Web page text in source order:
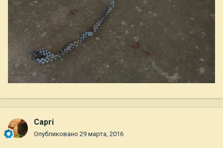
Capri
Опубликовано 29 марта, 2016